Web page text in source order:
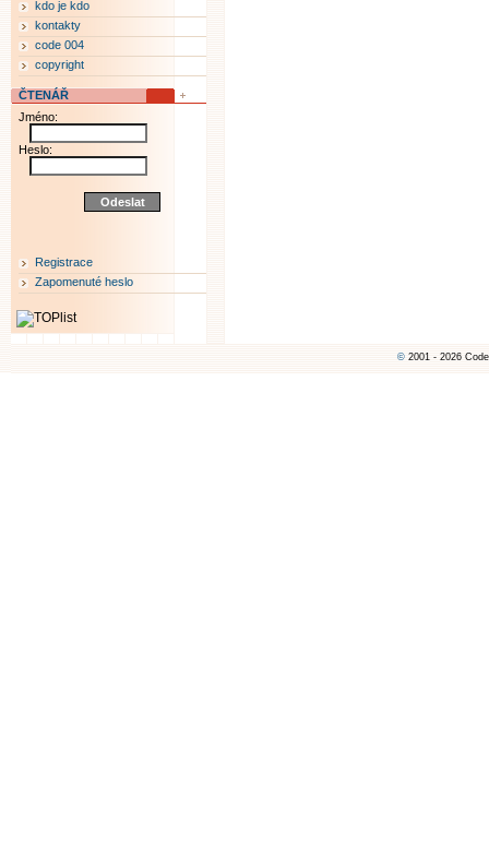
kdo je kdo
kontakty
code 004
copyright
ČTENÁŘ
Jméno:
Heslo:
Registrace
Zapomenuté heslo
© 2001 - 2026